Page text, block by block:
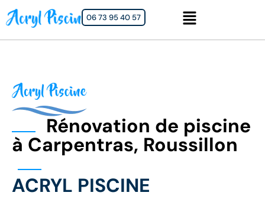
06 73 95 40 57
Rénovation de piscine
à Carpentras, Roussillon
ACRYL PISCINE